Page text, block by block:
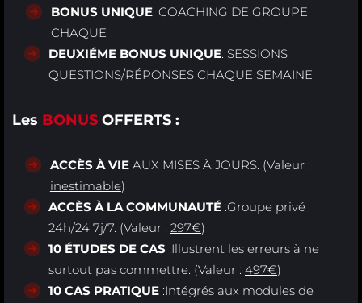
BONUS UNIQUE: COACHING DE GROUPE
CHAQUE
DEUXIÉME BONUS UNIQUE: SESSIONS
QUESTIONS/RÉPONSES CHAQUE SEMAINE
Les BONUS OFFERTS :
ACCÈS À VIEAUX MISES À JOURS. (Valeur :
inestimable)
ACCÈS À LA COMMUNAUTÉ :Groupe privé
24h/24 7j/7. (Valeur : 297€)
10 ÉTUDES DE CAS :Illustrent les erreurs à ne
surtout pas commettre. (Valeur : 497€)
10 CAS PRATIQUE :Intégrés aux modules de